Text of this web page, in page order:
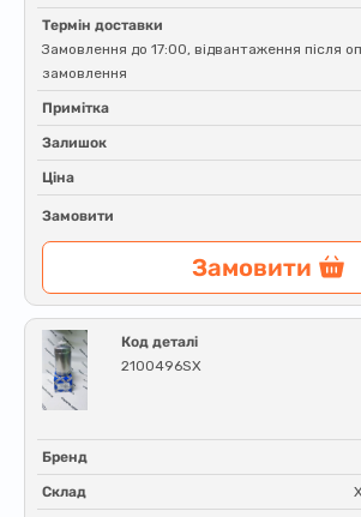
Термін доставки
Замовлення до 17:00, відвантаження після
замовлення
Примітка
Залишок
Ціна
Замовити
Замовити
Код деталі
2100496SX
Бренд
Склад